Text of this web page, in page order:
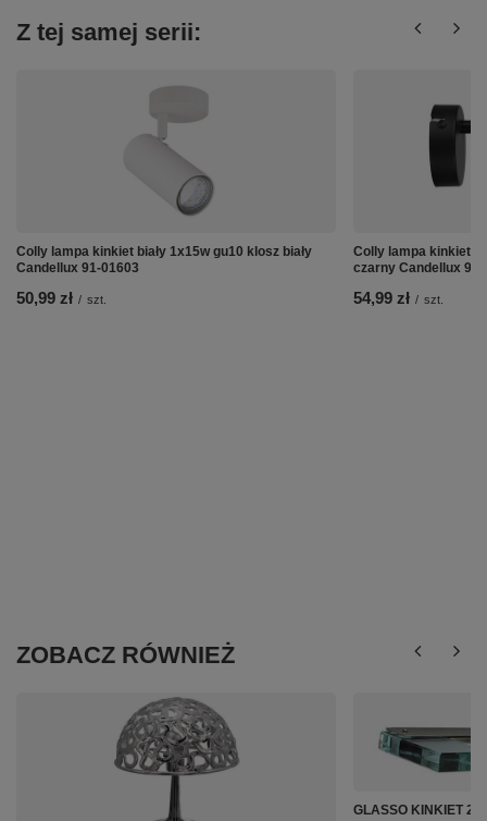
Z tej samej serii:
Colly lampa kinkiet biały 1x15w gu10 klosz biały
Candellux 91-01603
50,99 zł / szt.
Colly lampa kinkiet
czarny Candellux 91-
54,99 zł / szt.
ZOBACZ RÓWNIEŻ
GLASSO KINKIET